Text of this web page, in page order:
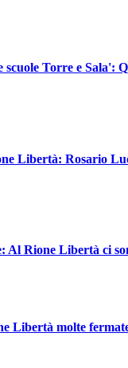
scuole Torre e Sala':
Libertà: Rosario
Al Rione Libertà ci
Libertà molte